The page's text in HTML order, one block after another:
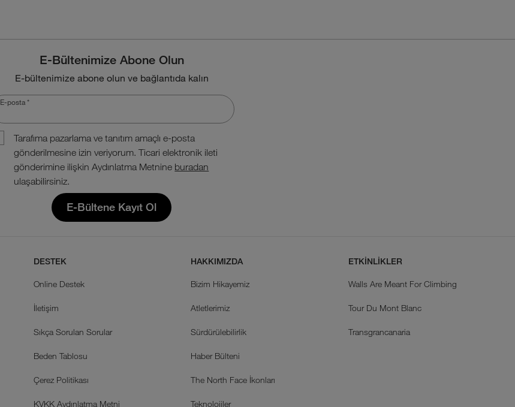
E-Bültenimize Abone Olun
E-bültenimize abone olun ve bağlantıda kalın
E-posta *
Tarafıma pazarlama ve tanıtım amaçlı e-posta
gönderilmesine izin veriyorum. Ticari elektronik ileti
gönderimine ilişkin Aydınlatma Metnine buradan
ulaşabilirsiniz.
E-Bültene Kayıt Ol
DESTEK
Online Destek
İletişim
Sıkça Sorulan Sorular
Beden Tablosu
Çerez Politikası
KVKK Aydınlatma Metni
HAKKIMIZDA
Bizim Hikayemiz
Atletlerimiz
Sürdürülebilirlik
Haber Bülteni
The North Face İkonları
Teknolojiler
ETKİNLİKLER
Walls Are Meant For Climbing
Tour Du Mont Blanc
Transgrancanaria